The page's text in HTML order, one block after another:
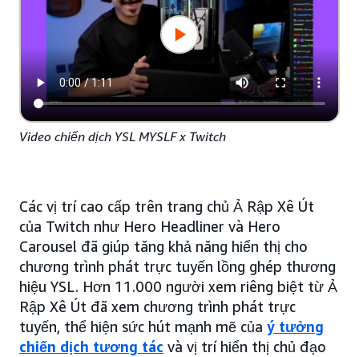
Video chiến dịch YSL MYSLF x Twitch
Các vị trí cao cấp trên trang chủ Ả Rập Xê Út
của Twitch như Hero Headliner và Hero
Carousel đã giúp tăng khả năng hiển thị cho
chương trình phát trực tuyến lồng ghép thương
hiệu YSL. Hơn 11.000 người xem riêng biệt từ Ả
Rập Xê Út đã xem chương trình phát trực
tuyến, thể hiện sức hút mạnh mẽ của ý tưởng
chiến dịch tương tác và vị trí hiển thị chủ đạo